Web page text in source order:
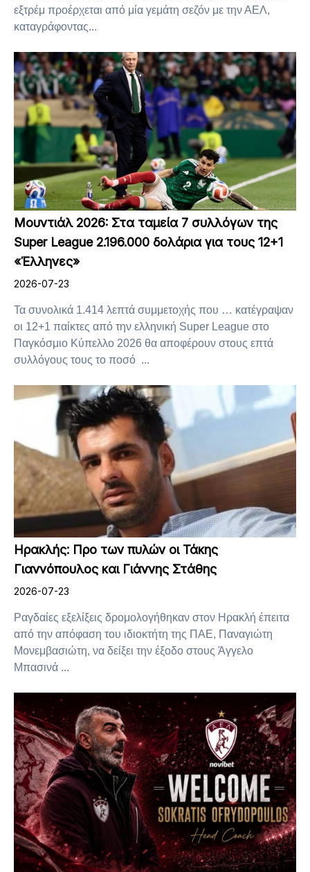
εξτρέμ προέρχεται από μία γεμάτη σεζόν με την ΑΕΛ,
καταγράφοντας...
Μουντιάλ 2026: Στα ταμεία 7 συλλόγων της
Super League 2.196.000 δολάρια για τους 12+1
«Έλληνες»
2026-07-23
Τα συνολικά 1.414 λεπτά συμμετοχής που … κατέγραψαν
οι 12+1 παίκτες από την ελληνική Super League στο
Παγκόσμιο Κύπελλο 2026 θα αποφέρουν στους επτά
συλλόγους τους το ποσό ...
Ηρακλής: Προ των πυλών οι Τάκης
Γιαννόπουλος και Γιάννης Στάθης
2026-07-23
Ραγδαίες εξελίξεις δρομολογήθηκαν στον Ηρακλή έπειτα
από την απόφαση του ιδιοκτήτη της ΠΑΕ, Παναγιώτη
Μονεμβασιώτη, να δείξει την έξοδο στους Άγγελο
Μπασινά ...